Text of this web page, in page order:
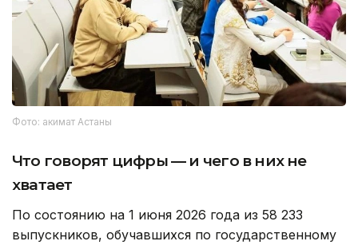
Фото: акимат Астаны
Что говорят цифры — и чего в них не
хватает
По состоянию на 1 июня 2026 года из 58 233
выпускников, обучавшихся по государственному